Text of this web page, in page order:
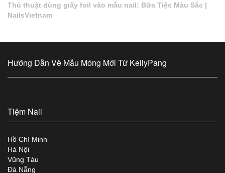
Thủ thuật dùng giấy foil vào mẫu nail: Bữa Tiệc Màu Sắc |
NailsVietnam
Hướng Dẫn Vẽ Mẫu Móng Mới Từ KellyPang
Tiệm Nail
Hồ Chí Minh
Hà Nội
Vũng Tàu
Đà Nẵng